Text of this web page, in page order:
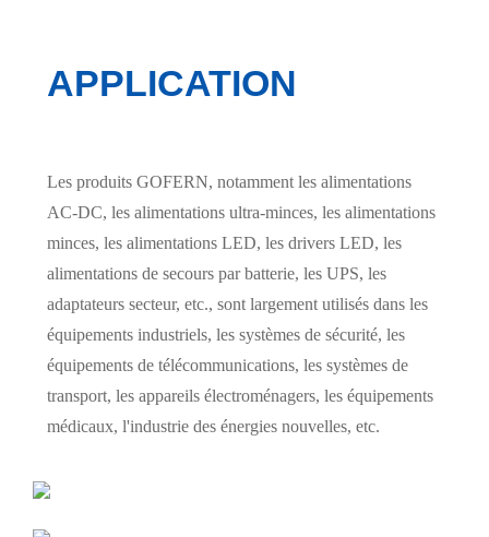
APPLICATION
Les produits GOFERN, notamment les alimentations
AC-DC, les alimentations ultra-minces, les alimentations
minces, les alimentations LED, les drivers LED, les
alimentations de secours par batterie, les UPS, les
adaptateurs secteur, etc., sont largement utilisés dans les
équipements industriels, les systèmes de sécurité, les
équipements de télécommunications, les systèmes de
transport, les appareils électroménagers, les équipements
médicaux, l'industrie des énergies nouvelles, etc.